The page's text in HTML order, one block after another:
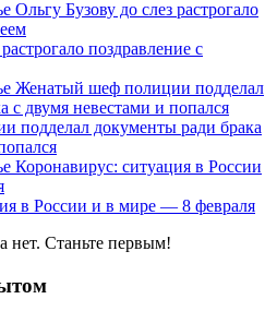
поздравление с
подделал документы ради брака
в России и в мире — 8 февраля
нет. Станьте первым!